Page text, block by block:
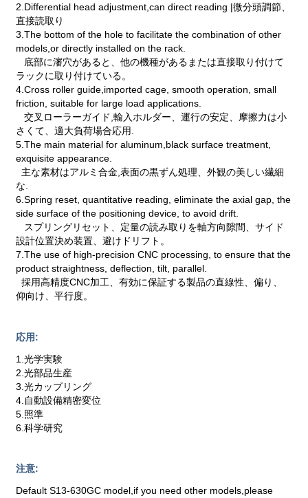
2.Differential head adjustment,can direct reading |微分頭調節、
直接読取り
3.The bottom of the hole to facilitate the combination of other
models,or directly installed on the rack.
底部に瀋穴があると、他の機種があるまたは直接取り付けて
ラックに取り付けている。
4.Cross roller guide,imported cage, smooth operation, small
friction, suitable for large load applications.
交叉ローラーガイド,輸入ホルダー、運行の安定、摩擦力は小
さくて、適大負荷場合応用.
5.The main material for aluminum,black surface treatment,
exquisite appearance.
主な素材はアルミ合金,表面の黒ずん処理、外観の美しい繊細
な.
6.Spring reset, quantitative reading, eliminate the axial gap, the
side surface of the positioning device, to avoid drift.
スプリングリセット、定量の読み取りを軸方向隙間、サイド
設計位置決め装置、避けドリフト。
7.The use of high-precision CNC processing, to ensure that the
product straightness, deflection, tilt, parallel.
採用高精度CNC加工、有効に保証する製品の直線性、偏り、
仰向け、平行度。
応用:
1.光学実験
2.光部品生産
3.光カップリング
4.自動設備精密変位
5.照準
6.科学研究
注意:
Default S13-630GC model,if you need other models,please